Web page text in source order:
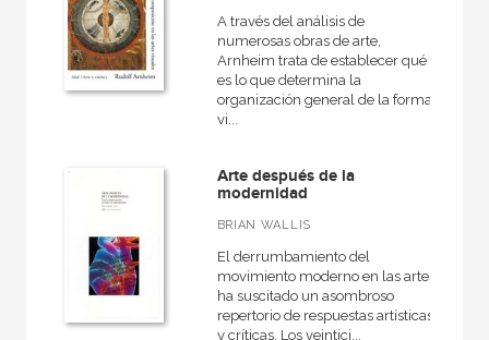
A través del análisis de
numerosas obras de arte,
Arnheim trata de establecer qué
es lo que determina la
organización general de la forma
vi...
Arte después de la
modernidad
BRIAN WALLIS
El derrumbamiento del
movimiento moderno en las artes
ha suscitado un asombroso
repertorio de respuestas artísticas
y críticas. Los veintici...